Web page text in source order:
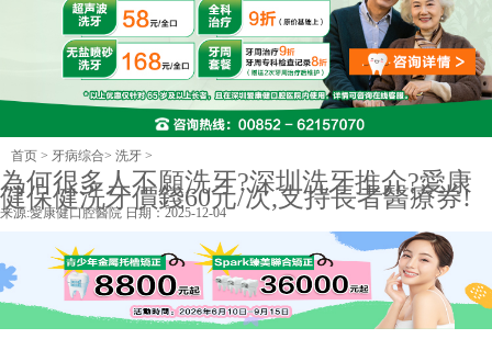
首页 > 牙病综合> 洗牙 >
為何很多人不願洗牙?深圳洗牙推介?愛康
健保健洗牙價錢60元/次,支持長者醫療券!
来源:愛康健口腔醫院日期：2025-12-04